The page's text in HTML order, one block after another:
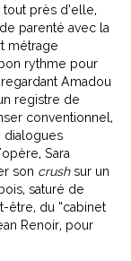
tout près d’elle,
parenté avec la
métrage
rythme pour
Amadou
registre de
conventionnel,
dialogues
Sara
son crushsur un
saturé de
être, du “cabinet
Renoir, pour